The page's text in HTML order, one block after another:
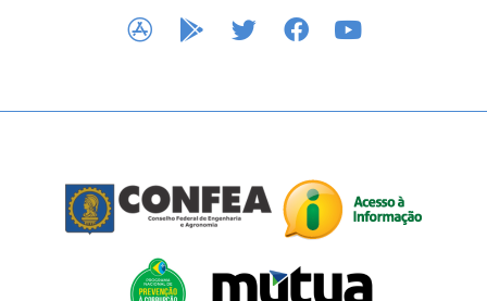
APP STOREGOOGLE PLAY
TWITTERFACEBOOK